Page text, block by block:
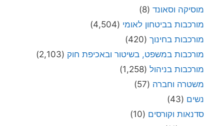
מוסיקה וסאונד (8)
מורכבות בביטחון לאומי (4,504)
מורכבות בחינוך (420)
מורכבות במשפט, בשיטור ובאכיפת חוק (2,103)
מורכבות בניהול (1,258)
משטרה וחברה (57)
נשים (43)
סדנאות וקורסים (10)